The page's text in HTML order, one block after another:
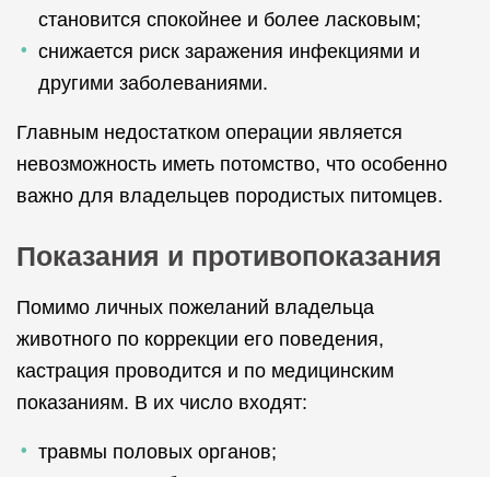
становится спокойнее и более ласковым;
снижается риск заражения инфекциями и
другими заболеваниями.
Главным недостатком операции является
невозможность иметь потомство, что особенно
важно для владельцев породистых питомцев.
Показания и противопоказания
Помимо личных пожеланий владельца
животного по коррекции его поведения,
кастрация проводится и по медицинским
показаниям. В их число входят:
травмы половых органов;